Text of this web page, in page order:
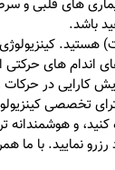
بیماری های قلبی و
باشد.
هستید.
اندام های حرکتی
کارایی در حرکات
تخصصی
و هوشمندانه
نمایید. با ما